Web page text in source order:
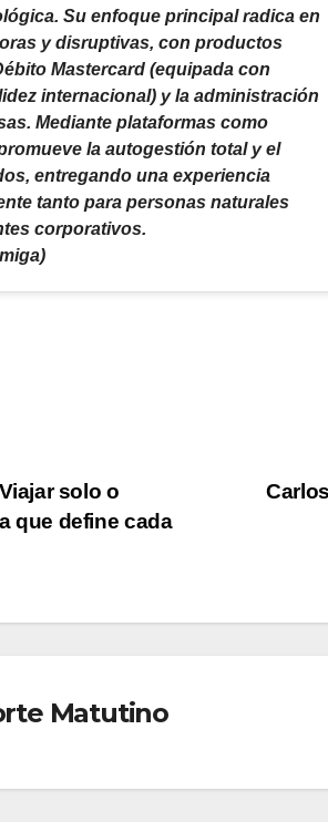
Su enfoque principal radica en
y disruptivas, con productos
Mastercard (equipada con
internacional) y la administración
Mediante plataformas como
la autogestión total y el
entregando una experiencia
tanto para personas naturales
corporativos.
solo o
que define cada
Matutino